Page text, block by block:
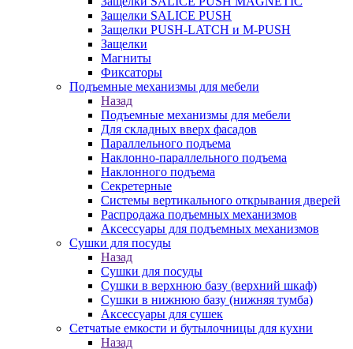
Защелки SALICE PUSH
Защелки PUSH-LATCH и M-PUSH
Защелки
Магниты
Фиксаторы
Подъемные механизмы для мебели
Назад
Подъемные механизмы для мебели
Для складных вверх фасадов
Параллельного подъема
Наклонно-параллельного подъема
Наклонного подъема
Секретерные
Системы вертикального открывания дверей
Распродажа подъемных механизмов
Аксессуары для подъемных механизмов
Сушки для посуды
Назад
Сушки для посуды
Сушки в верхнюю базу (верхний шкаф)
Сушки в нижнюю базу (нижняя тумба)
Аксессуары для сушек
Сетчатые емкости и бутылочницы для кухни
Назад